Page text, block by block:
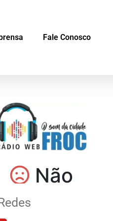
Fale Conosco